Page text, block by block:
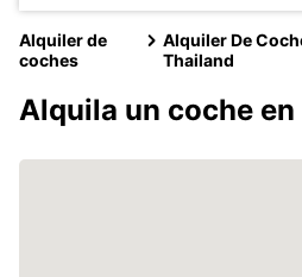
Alquiler de
coches
Alquiler De
Thailand
Alquila un coche en